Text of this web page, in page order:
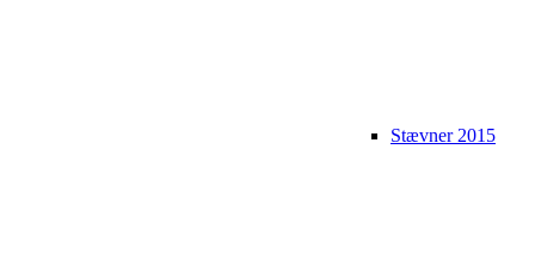
Stævner 2015